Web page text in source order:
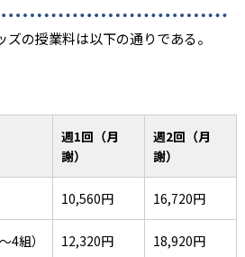
の授業料は以下の通りである。
週1回（月
謝）
週2回（月
謝）
10,560円 16,720円
4組） 12,320円 18,920円